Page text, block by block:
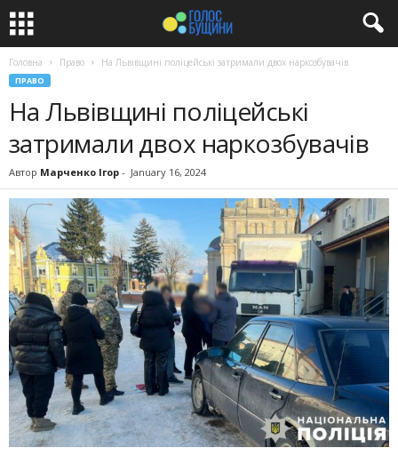
Головна Право На Львівщині поліцейські затримали двох наркозбувачів
ПРАВО
На Львівщині поліцейські
затримали двох наркозбувачів
Автор Марченко Ігор - January 16, 2024